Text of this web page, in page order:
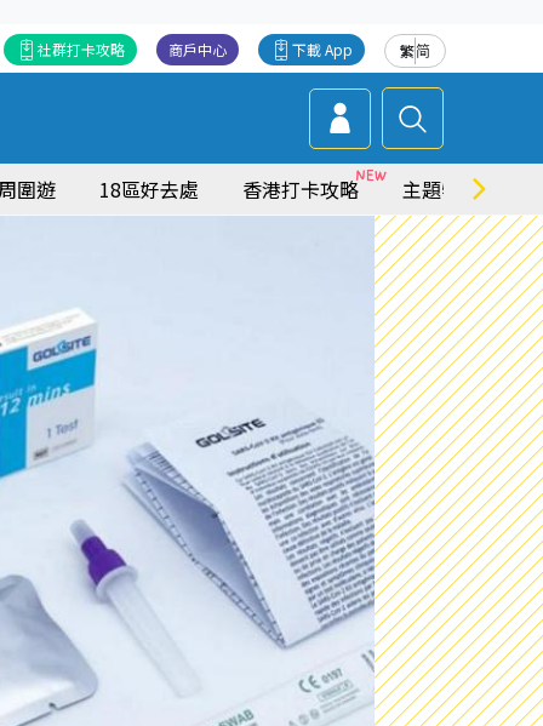
繁简
下載 App
商戶中心
社群打卡攻略
圍遊 18區好去處 香港打卡攻略 主題特集